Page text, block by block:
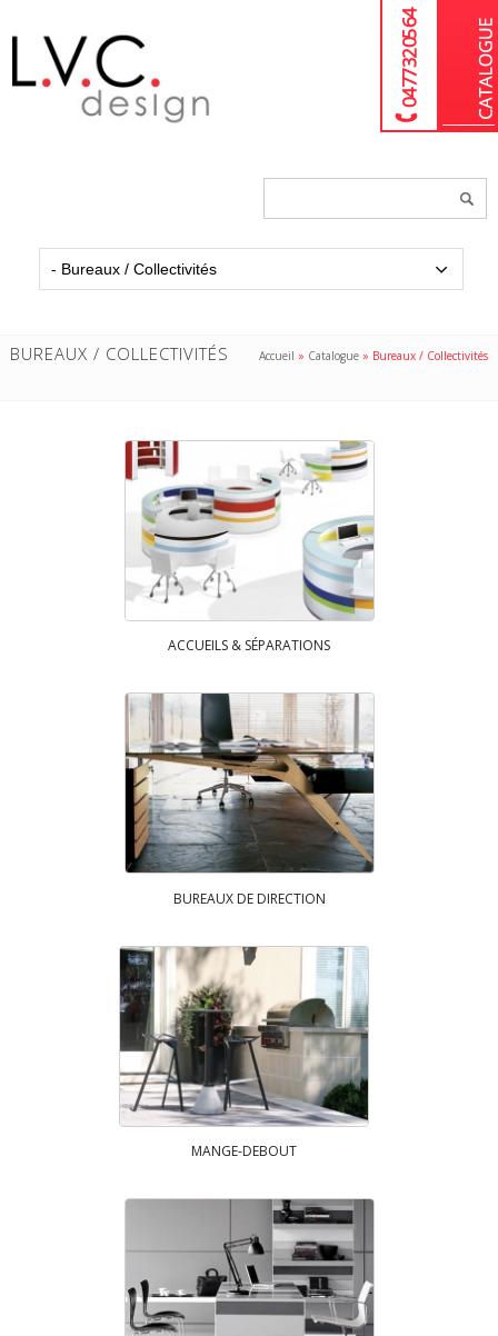
04 77 32 05 64
BUREAUX / COLLECTIVITÉS Accueil » Catalogue » Bureaux / Collectivités
ACCUEILS & SÉPARATIONS
BUREAUX DE DIRECTION
MANGE-DEBOUT